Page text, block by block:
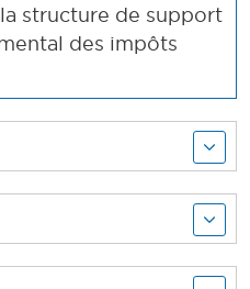
structure de support
des impôts